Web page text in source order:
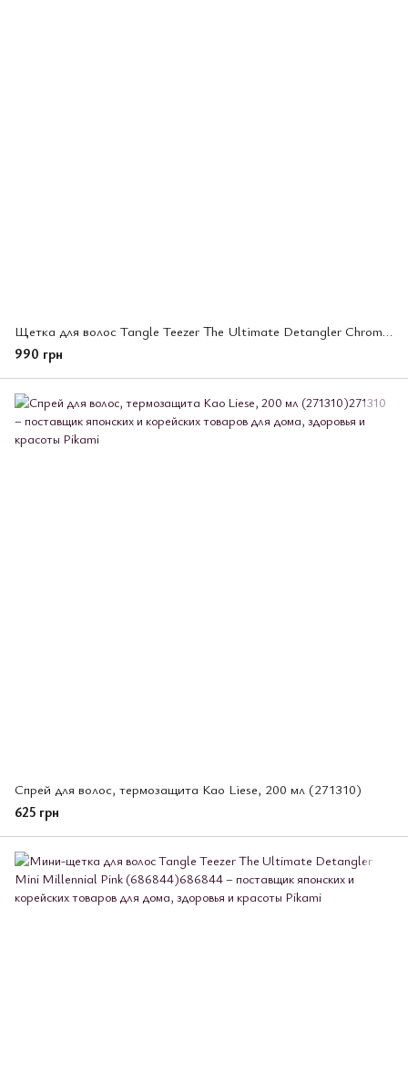
Щетка для волос Tangle Teezer The Ultimate Detangler Chrome Afterparty Pink
990 грн
Спрей для волос, термозащита Kao Liese, 200 мл (271310)
625 грн